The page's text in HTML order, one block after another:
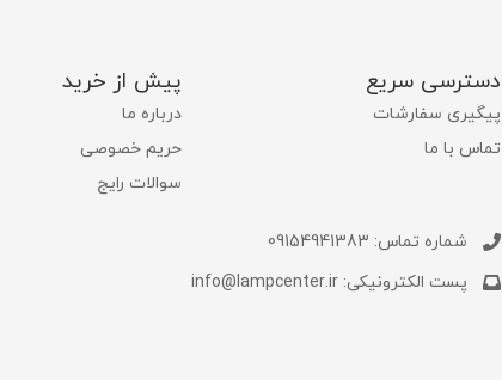
دسترسی سریع
پیگیری سفارشات
تماس با ما
پیش از خرید
درباره ما
حریم خصوصی
سوالات رایج
شماره تماس: 09154941383
پست الکترونیکی: info@lampcenter.ir